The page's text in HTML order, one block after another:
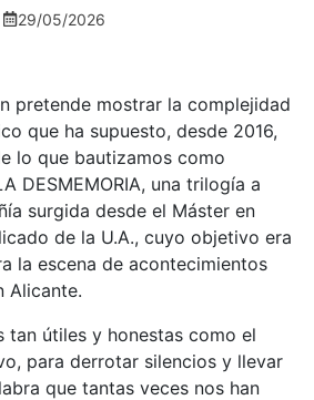
29/05/2026
pretende mostrar la complejidad
que ha supuesto, desde 2016,
lo que bautizamos como
DESMEMORIA, una trilogía a
surgida desde el Máster en
de la U.A., cuyo objetivo era
la escena de acontecimientos
Alicante.
tan útiles y honestas como el
para derrotar silencios y llevar
que tantas veces nos han